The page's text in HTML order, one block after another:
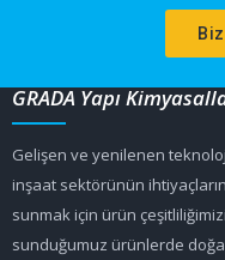
GRADA Yapı
Gelişen ve yenilenen
inşaat sektörünün
sunmak için ürün
sunduğumuz ürünlerde doğa